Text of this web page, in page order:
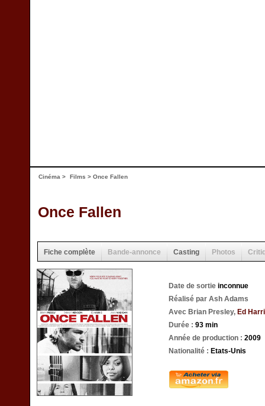
Cinéma > Films > Once Fallen
Once Fallen
Fiche complète Bande-annonce Casting Photos
Date de sortie inconnue
Réalisé par Ash Adams
Avec Brian Presley, Ed
Durée : 93 min
Année de production : 2009
Nationalité : Etats-Unis